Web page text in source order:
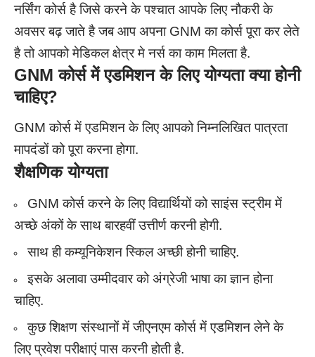
नर्सिंग कोर्स है जिसे करने के पश्चात आपके लिए नौकरी के
अवसर बढ़ जाते है जब आप अपना GNM का कोर्स पूरा कर लेते
है तो आपको मेडिकल क्षेत्र मे नर्स का काम मिलता है.
GNM कोर्समें एडमिशन के लिए योग्यता क्या होनी
चाहिए?
GNM कोर्स में एडमिशन के लिए आपको निम्नलिखित पात्रता
मापदंडों को पूरा करना होगा.
शैक्षणिक योग्यता
GNM कोर्स करने के लिए विद्यार्थियों को साइंस स्ट्रीम में
अच्छे अंकों के साथ बारहवीं उत्तीर्ण करनी होगी.
साथ ही कम्यूनिकेशन स्किल अच्छी होनी चाहिए.
इसके अलावा उम्मीदवार को अंग्रेजी भाषा का ज्ञान होना
चाहिए.
कुछ शिक्षण संस्थानों में जीएनएम कोर्स में एडमिशन लेने के
लिए प्रवेश परीक्षाएं पास करनी होती है.